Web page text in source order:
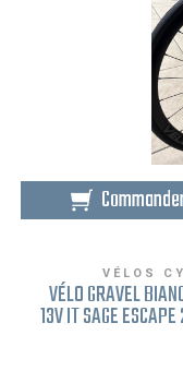
VÉLOS
VÉLO GRAVEL
13V IT SAGE